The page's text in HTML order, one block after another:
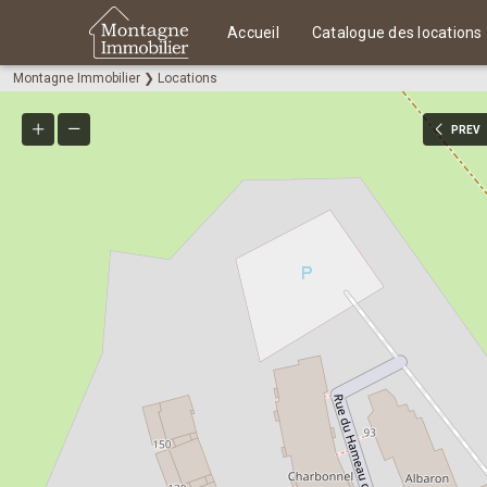
Accueil Catalogue des locations
Montagne Immobilier ❯ Locations
PREV